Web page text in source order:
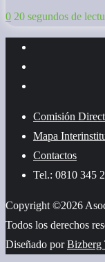
0 20 segundos de
Comisión
Mapa
Contactos
Tel.: 0810 345
Copyright ©2026
Todos los derechos
Diseñado porBizberg